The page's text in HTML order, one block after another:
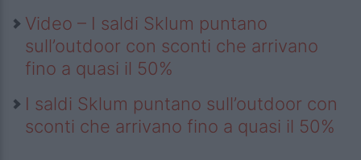
Video – I saldi Sklum puntano
sull’outdoor con sconti che arrivano
fino a quasi il 50%
I saldi Sklum puntano sull’outdoor con
sconti che arrivano fino a quasi il 50%